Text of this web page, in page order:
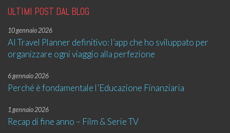
ULTIMI POST DAL BLOG
10 gennaio 2026
AI Travel Planner definitivo: l’app che ho sviluppato per
organizzare ogni viaggio alla perfezione
6 gennaio 2026
Perché è fondamentale l’Educazione Finanziaria
1 gennaio 2026
Recap di fine anno – Film & Serie TV